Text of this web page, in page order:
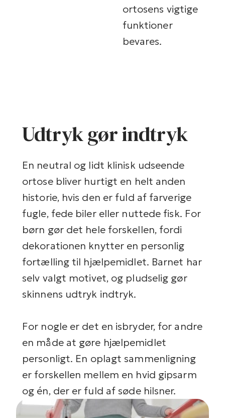
ortosens vigtige
funktioner
bevares.
Udtryk gør indtryk
En neutral og lidt klinisk udseende
ortose bliver hurtigt en helt anden
historie, hvis den er fuld af farverige
fugle, fede biler eller nuttede fisk. For
børn gør det hele forskellen, fordi
dekorationen knytter en personlig
fortælling til hjælpemidlet. Barnet har
selv valgt motivet, og pludselig gør
skinnens udtryk indtryk.
For nogle er det en isbryder, for andre
en måde at gøre hjælpemidlet
personligt. En oplagt sammenligning
er forskellen mellem en hvid gipsarm
og én, der er fuld af søde hilsner.